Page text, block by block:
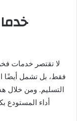
لا تقتصر خدمات
فقط، بل تشمل أيضًا
التسليم. ومن خلال
أداء المستودع